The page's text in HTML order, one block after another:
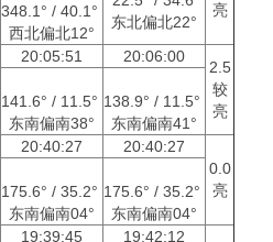
亮
348.1° / 40.1°
西北偏北12°
东北偏北22°
20:05:51 20:06:00
2.5
较
亮
141.6° / 11.5°
东南偏南38°
138.9° / 11.5°
东南偏南41°
20:40:27
20:40:27
0.0
亮
175.6° / 35.2°
东南偏南04°
175.6° / 35.2°
东南偏南04°
19:39:45 19:42:12